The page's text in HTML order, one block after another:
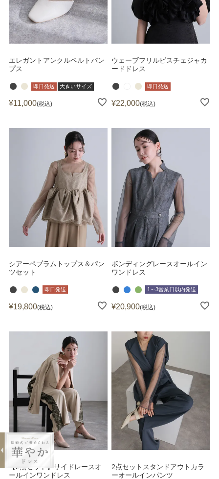
エレガントアンクルベルトパン
プス
即日発送 大きいサイズ
¥11,000 税込
ウェーブフリルビスチェジャカ
ードドレス
即日発送
¥22,000 税込
シアーペプラムトップス＆パン
ツセット
即日発送
¥19,800 税込
ボンディングレースオールイン
ワンドレス
1～3営業日以内発送
¥20,900 税込
【2点セット】サイドレースオ
ールインワンドレス
2点セットスタンドアウトカラ
ーオールインパンツ